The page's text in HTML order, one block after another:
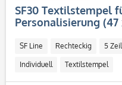
SF30 Textilstempel
Personalisierung (47
SF Line Rechteckig 5
Individuell Textilstempel